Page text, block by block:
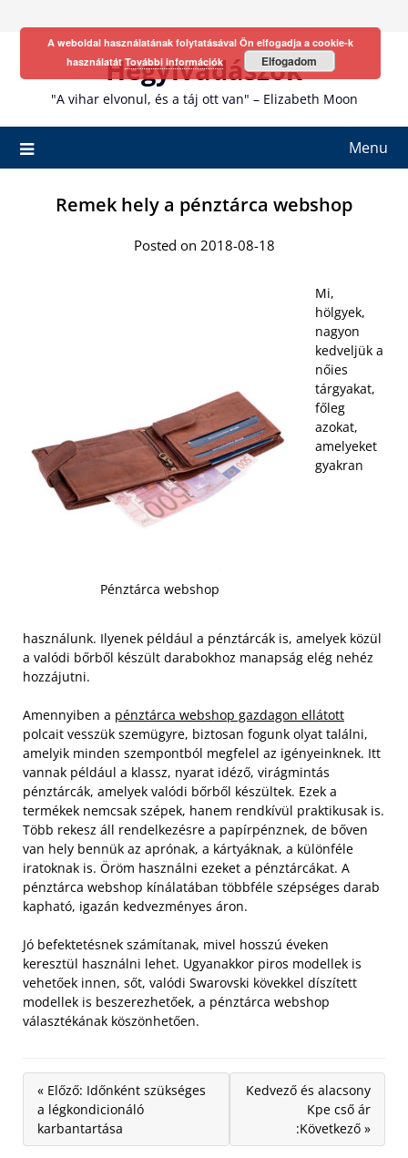
Hegyivadászok
"A vihar elvonul, és a táj ott van" – Elizabeth Moon
Menu
Remek hely a pénztárca webshop
Posted on 2018-08-18
Pénztárca webshop
Mi,
hölgyek,
nagyon
kedveljük a
nőies
tárgyakat,
főleg
azokat,
amelyeket
gyakran
használunk. Ilyenek például a pénztárcák is, amelyek közül
a valódi bőrből készült darabokhoz manapság elég nehéz
hozzájutni.
Amennyiben a pénztárca webshop gazdagon ellátott
polcait vesszük szemügyre, biztosan fogunk olyat találni,
amelyik minden szempontból megfelel az igényeinknek. Itt
vannak például a klassz, nyarat idéző, virágmintás
pénztárcák, amelyek valódi bőrből készültek. Ezek a
termékek nemcsak szépek, hanem rendkívül praktikusak is.
Több rekesz áll rendelkezésre a papírpénznek, de bőven
van hely bennük az aprónak, a kártyáknak, a különféle
iratoknak is. Öröm használni ezeket a pénztárcákat. A
pénztárca webshop kínálatában többféle szépséges darab
kapható, igazán kedvezményes áron.
Jó befektetésnek számítanak, mivel hosszú éveken
keresztül használni lehet. Ugyanakkor piros modellek is
vehetőek innen, sőt, valódi Swarovski kövekkel díszített
modellek is beszerezhetőek, a pénztárca webshop
választékának köszönhetően.
« Előző: Időnként szükséges
a légkondicionáló
karbantartása
Kedvező és alacsony
Kpe cső ár
:Következő »
A weboldal használatának folytatásával Ön elfogadja a cookie-k
használatátTovábbi információk Elfogadom